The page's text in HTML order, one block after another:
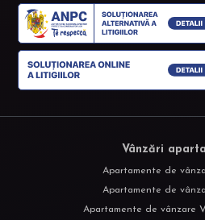
Vânzări
Apartamente de
Apartamente de
Apartamente de vânzare